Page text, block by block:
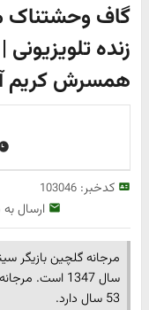
گاف وحشتناک
زنده
همسرش کریم
کدخبر:103046
ارسال
مرجانه گلچین بازیگر
سال 1347
53 سال دارد.